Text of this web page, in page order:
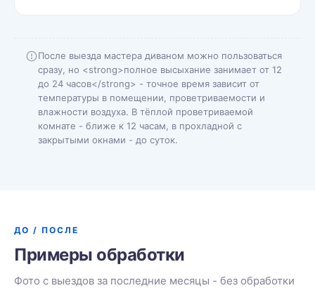
После выезда мастера диваном можно пользоваться
сразу, но <strong>полное высыхание занимает от 12
до 24 часов</strong> - точное время зависит от
температуры в помещении, проветриваемости и
влажности воздуха. В тёплой проветриваемой
комнате - ближе к 12 часам, в прохладной с
закрытыми окнами - до суток.
ДО / ПОСЛЕ
Примеры обработки
Фото с выездов за последние месяцы - без обработки